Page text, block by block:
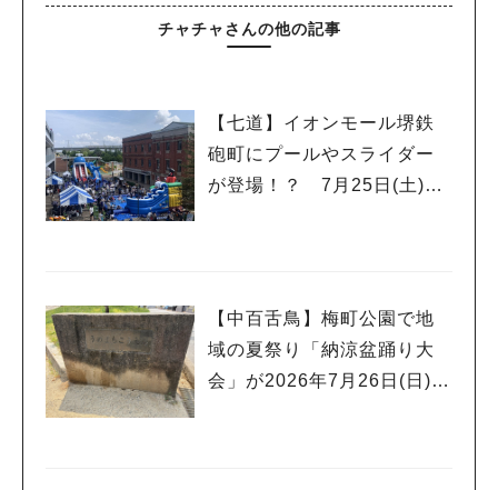
チャチャさんの他の記事
【七道】イオンモール堺鉄
砲町にプールやスライダー
が登場！？ 7月25日(土)～
【中百舌鳥】梅町公園で地
域の夏祭り「納涼盆踊り大
会」が2026年7月26日(日)に